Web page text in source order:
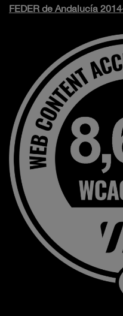
FEDER de Andalucía